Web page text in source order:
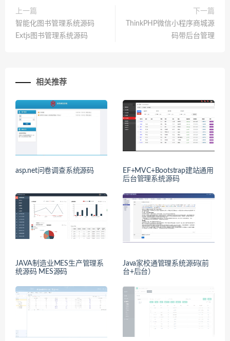
上一篇
智能化图书管理系统源码
Extjs图书管理系统源码
下一篇
ThinkPHP微信小程序商城源
码带后台管理
相关推荐
asp.net问卷调查系统源码
EF+MVC+Bootstrap建站通用
后台管理系统源码
JAVA制造业MES生产管理系
统源码 MES源码
Java家校通管理系统源码(前
台+后台）